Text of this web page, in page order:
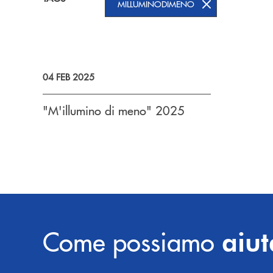
MILLUMINODIMENO
04 FEB 2025
"M'illumino di meno" 2025
Come possiamo